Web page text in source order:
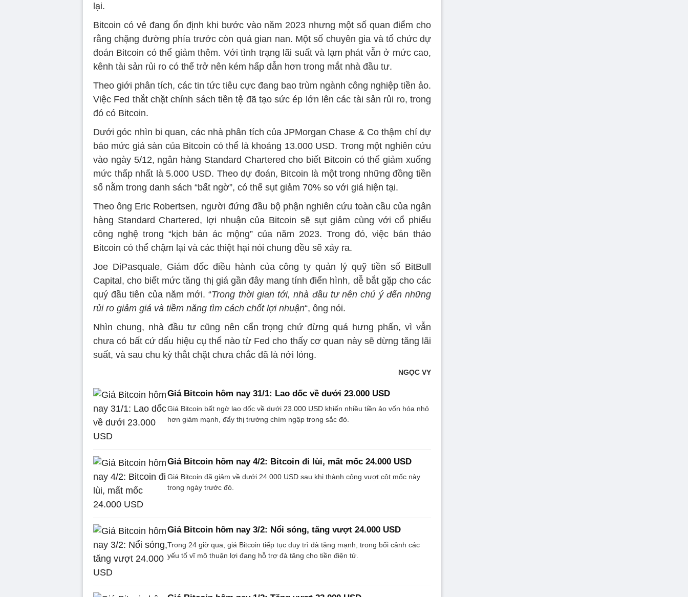
lại.
Bitcoin có vẻ đang ổn định khi bước vào năm 2023 nhưng một số quan điểm cho
rằng chặng đường phía trước còn quá gian nan. Một số chuyên gia và tổ chức dự
đoán Bitcoin có thể giảm thêm. Với tình trạng lãi suất và lạm phát vẫn ở mức cao,
kênh tài sản rủi ro có thể trở nên kém hấp dẫn hơn trong mắt nhà đầu tư.
Theo giới phân tích, các tin tức tiêu cực đang bao trùm ngành công nghiệp tiền ảo.
Việc Fed thắt chặt chính sách tiền tệ đã tạo sức ép lớn lên các tài sản rủi ro, trong
đó có Bitcoin.
Dưới góc nhìn bi quan, các nhà phân tích của JPMorgan Chase & Co thậm chí dự
báo mức giá sàn của Bitcoin có thể là khoảng 13.000 USD. Trong một nghiên cứu
vào ngày 5/12, ngân hàng Standard Chartered cho biết Bitcoin có thể giảm xuống
mức thấp nhất là 5.000 USD. Theo dự đoán, Bitcoin là một trong những đồng tiền
số nằm trong danh sách “bất ngờ”, có thể sụt giảm 70% so với giá hiện tại.
Theo ông Eric Robertsen, người đứng đầu bộ phận nghiên cứu toàn cầu của ngân
hàng Standard Chartered, lợi nhuận của Bitcoin sẽ sụt giảm cùng với cổ phiếu
công nghệ trong “kịch bản ác mộng” của năm 2023. Trong đó, việc bán tháo
Bitcoin có thể chậm lại và các thiệt hại nói chung đều sẽ xảy ra.
Joe DiPasquale, Giám đốc điều hành của công ty quản lý quỹ tiền số BitBull
Capital, cho biết mức tăng thị giá gần đây mang tính điển hình, dễ bắt gặp cho các
quý đầu tiên của năm mới. “Trong thời gian tới, nhà đầu tư nên chú ý đến những
rủi ro giảm giá và tiềm năng tìm cách chốt lợi nhuận“, ông nói.
Nhìn chung, nhà đầu tư cũng nên cẩn trọng chứ đừng quá hưng phấn, vì vẫn
chưa có bất cứ dấu hiệu cụ thể nào từ Fed cho thấy cơ quan này sẽ dừng tăng lãi
suất, và sau chu kỳ thắt chặt chưa chắc đã là nới lỏng.
NGỌC VY
Giá Bitcoin hôm nay 31/1: Lao dốc về dưới 23.000 USD
Giá Bitcoin bất ngờ lao dốc về dưới 23.000 USD khiến nhiều tiền ảo vốn hóa nhỏ
hơn giảm mạnh, đẩy thị trường chìm ngập trong sắc đỏ.
Giá Bitcoin hôm nay 4/2: Bitcoin đi lùi, mất mốc 24.000 USD
Giá Bitcoin đã giảm về dưới 24.000 USD sau khi thành công vượt cột mốc này
trong ngày trước đó.
Giá Bitcoin hôm nay 3/2: Nổi sóng, tăng vượt 24.000 USD
Trong 24 giờ qua, giá Bitcoin tiếp tục duy trì đà tăng mạnh, trong bối cảnh các
yếu tố vĩ mô thuận lợi đang hỗ trợ đà tăng cho tiền điện tử.